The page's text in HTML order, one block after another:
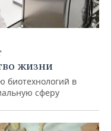
жизни
биотехнологий в
сферу